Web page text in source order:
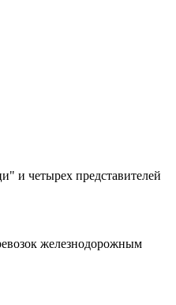
и четырех представителей
железнодорожным